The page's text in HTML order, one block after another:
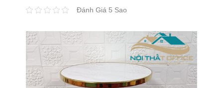
Đánh Giá 5 Sao